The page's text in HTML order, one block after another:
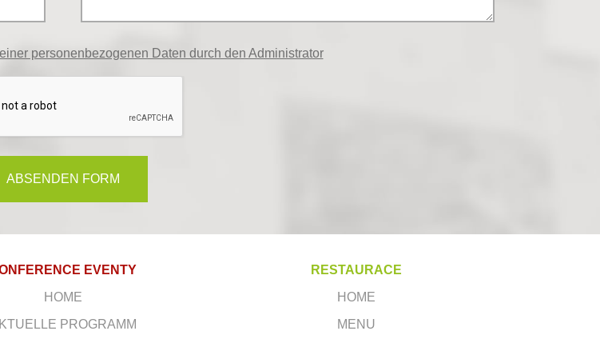
personenbezogenen Daten durch den Administrator
ABSENDEN FORM
EVENTY
HOME
PROGRAMM
RESTAURACE
HOME
MENU